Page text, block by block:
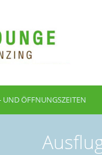
UND ÖFFNUNGSZEITEN